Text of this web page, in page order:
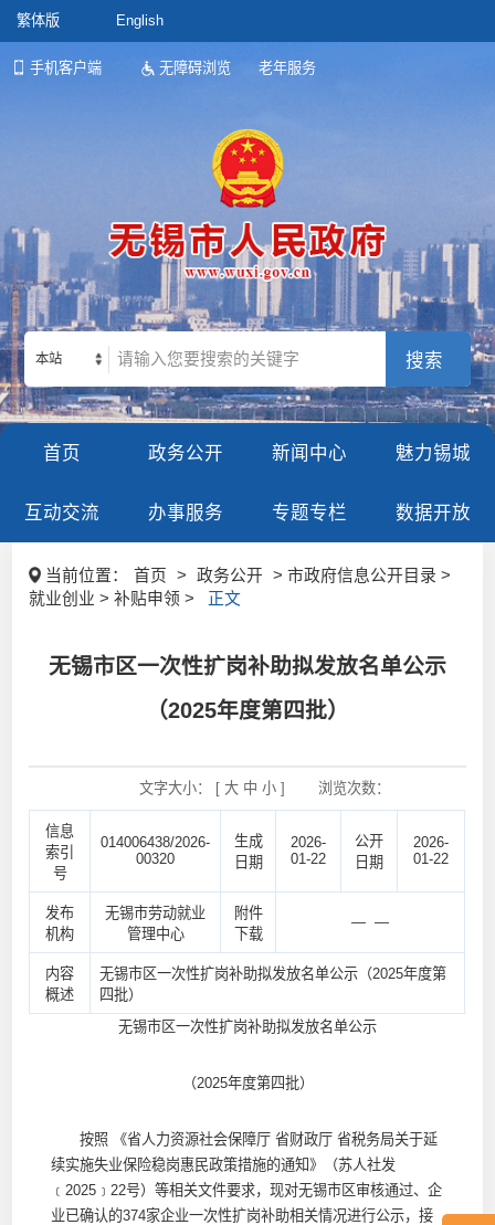
繁体版 English
手机客户端 无障碍浏览 老年服务
本站
首页 政务公开 新闻中心 魅力锡城
互动交流 办事服务 专题专栏 数据开放
当前位置： 首页 > 政务公开
> 市政府信息公开目录 >
就业创业 > 补贴申领 >
正文
无锡市区一次性扩岗补助拟发放名单公示
（2025年度第四批）
文字大小： [ 大 中 小] 浏览次数：
信息
索引
号
014006438/2026-
00320
生成
日期
2026-
01-22
公开
日期
2026-
01-22
发布
机构
无锡市劳动就业
管理中心
附件
下载
— —
内容
概述
无锡市区一次性扩岗补助拟发放名单公示（2025年度第
四批）
无锡市区一次性扩岗补助拟发放名单公示
（2025年度第四批）
按照 《省人力资源社会保障厅 省财政厅 省税务局关于延
续实施失业保险稳岗惠民政策措施的通知》（苏人社发
﹝2025﹞22号）等相关文件要求，现对无锡市区审核通过、企
业已确认的374家企业一次性扩岗补助相关情况进行公示，接